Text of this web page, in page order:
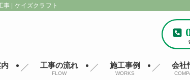
| ケイズクラフト
工事の流れ
FLOW
施工事例
WORKS
会社